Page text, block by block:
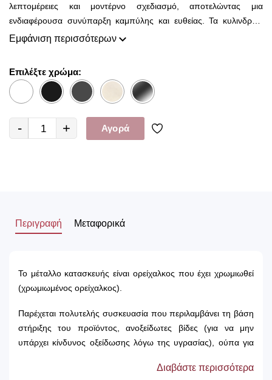
λεπτομέρειες και μοντέρνο σχεδιασμό, αποτελώντας μια
ενδιαφέρουσα συνύπαρξη καμπύλης και ευθείας. Τα κυλινδρικά
τμήματα καταλήγουν στις ενώσεις τους σε απόλυτες γωνίες 90
Εμφάνιση περισσότερων
Επιλέξτε χρώμα:
- + Αγορά
Περιγραφή Μεταφορικά
Το μέταλλο κατασκευής είναι ορείχαλκος που έχει χρωμιωθεί
(χρωμιωμένος ορείχαλκος).
Παρέχεται πολυτελής συσκευασία που περιλαμβάνει τη βάση
στήριξης του προϊόντος, ανοξείδωτες βίδες (για να μην
υπάρχει κίνδυνος οξείδωσης λόγω της υγρασίας), ούπα για
Διαβάστε περισσότερα